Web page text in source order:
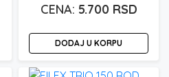
varijanti.
Opcije
mogu
5.700 RSD
DODAJ U KORPU